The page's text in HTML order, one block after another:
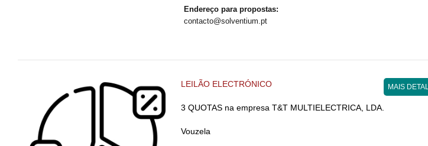
Endereço para propostas:
contacto@solventium.pt
LEILÃO ELECTRÓNICO MAIS
3 QUOTAS na empresa T&T MULTIELECTRICA, LDA.
Vouzela